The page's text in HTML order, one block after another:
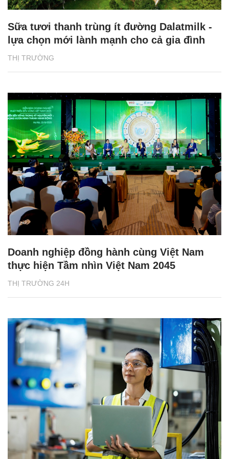
THỊ TRƯỜNG
Sữa tươi thanh trùng ít đường Dalatmilk -
lựa chọn mới lành mạnh cho cả gia đình
THỊ TRƯỜNG 24H
Doanh nghiệp đồng hành cùng Việt Nam
thực hiện Tầm nhìn Việt Nam 2045